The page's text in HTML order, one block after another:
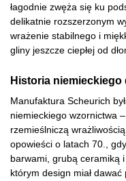
łagodnie zwęża się ku
delikatnie rozszerzonym
wrażenie stabilnego i
gliny jeszcze ciepłej od
Historia niemieckiego
Manufaktura Scheurich
niemieckiego wzornictwa
rzemieślniczą
opowieści o latach 70.,
barwami, grubą ceramiką
którym design miał